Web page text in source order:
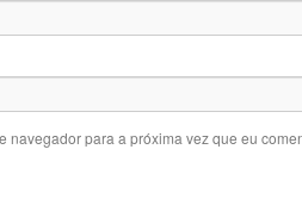
navegador para a próxima vez que eu